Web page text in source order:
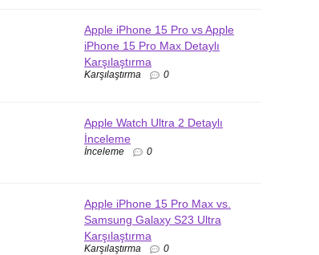
Apple iPhone 15 Pro vs Apple
iPhone 15 Pro Max Detaylı
Karşılaştırma
Karşılaştırma 0
Apple Watch Ultra 2 Detaylı
İnceleme
İnceleme 0
Apple iPhone 15 Pro Max vs.
Samsung Galaxy S23 Ultra
Karşılaştırma
Karşılaştırma 0